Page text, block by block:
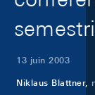
13 juin 2003
Niklaus Blattner,